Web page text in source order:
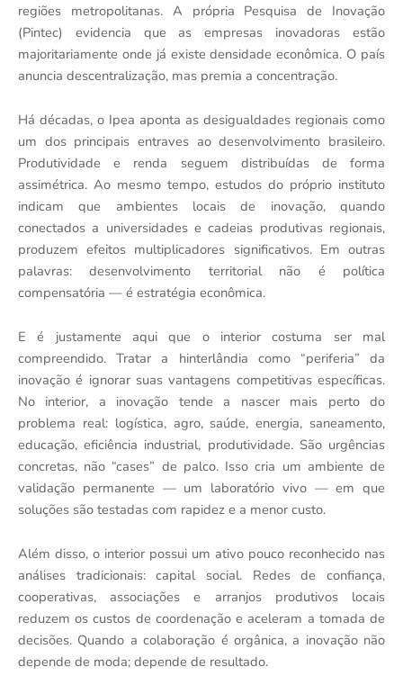
regiões metropolitanas. A própria Pesquisa de Inovação
(Pintec) evidencia que as empresas inovadoras estão
majoritariamente onde já existe densidade econômica. O país
anuncia descentralização, mas premia a concentração.
Há décadas, o Ipea aponta as desigualdades regionais como
um dos principais entraves ao desenvolvimento brasileiro.
Produtividade e renda seguem distribuídas de forma
assimétrica. Ao mesmo tempo, estudos do próprio instituto
indicam que ambientes locais de inovação, quando
conectados a universidades e cadeias produtivas regionais,
produzem efeitos multiplicadores significativos. Em outras
palavras: desenvolvimento territorial não é política
compensatória — é estratégia econômica.
E é justamente aqui que o interior costuma ser mal
compreendido. Tratar a hinterlândia como “periferia” da
inovação é ignorar suas vantagens competitivas específicas.
No interior, a inovação tende a nascer mais perto do
problema real: logística, agro, saúde, energia, saneamento,
educação, eficiência industrial, produtividade. São urgências
concretas, não “cases” de palco. Isso cria um ambiente de
validação permanente — um laboratório vivo — em que
soluções são testadas com rapidez e a menor custo.
Além disso, o interior possui um ativo pouco reconhecido nas
análises tradicionais: capital social. Redes de confiança,
cooperativas, associações e arranjos produtivos locais
reduzem os custos de coordenação e aceleram a tomada de
decisões. Quando a colaboração é orgânica, a inovação não
depende de moda; depende de resultado.